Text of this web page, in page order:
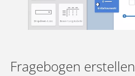
Fragebogen erstellen